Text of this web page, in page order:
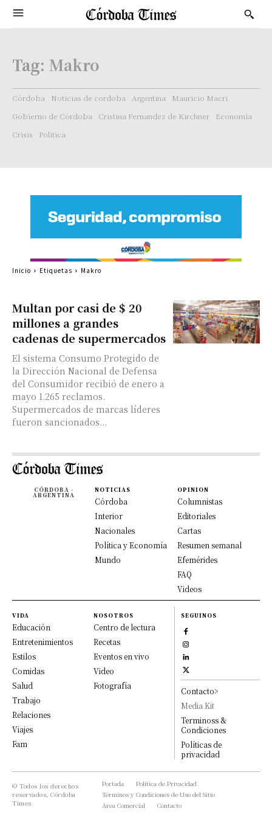
Tag: Makro
Córdoba Noticias de cordoba Argentina
Mauricio Macri
Gobierno de Córdoba
Cristina Fernandez de Kirchner
Economía
Crisis
Politica
Multan por casi de $ 20
millones a grandes
cadenas de supermercados
El sistema Consumo Protegido de
la Dirección Nacional de Defensa
del Consumidor recibió de enero a
mayo 1.265 reclamos.
Supermercados de marcas líderes
fueron sancionados...
Inicio Etiquetas Makro
CÓRDOBA -
ARGENTINA
NOTICIAS
Córdoba
Interior
Nacionales
Política y Economía
Mundo
OPINION
Columnistas
Editoriales
Cartas
Resumen semanal
Efemérides
FAQ
Videos
VIDA
Educación
Entretenimientos
Estilos
Comidas
Salud
Trabajo
Relaciones
Viajes
Fam
NOSOTROS
Centro de lectura
Recetas
Eventos en vivo
Video
Fotografía
SEGUINOS
Contacto>
Media Kit
Terminoss &
Condiciones
Políticas de
privacidad
© Todos los derechos
reservados, Córdoba
Times
Portada
Política de Privacidad
Términos y Condiciones de Uso del Sitio
Area Comercial
Contacto